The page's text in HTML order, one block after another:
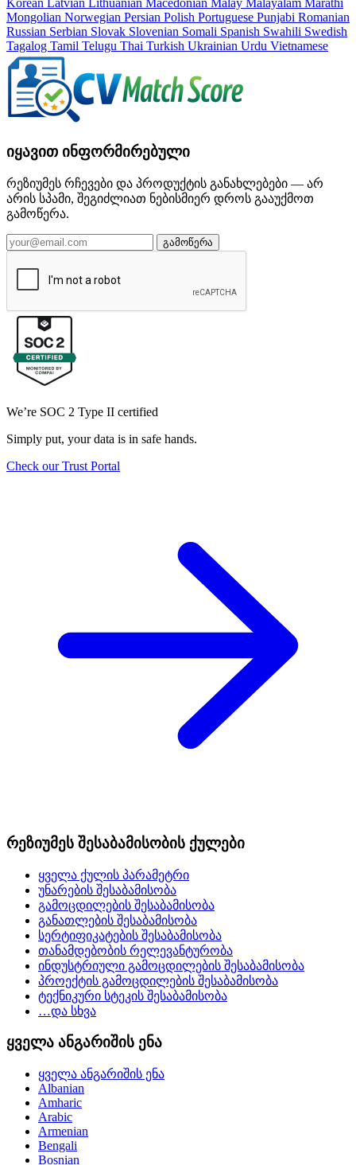
Korean Latvian Lithuanian Macedonian Malay Malayalam Marathi
Mongolian Norwegian Persian Polish Portuguese Punjabi Romanian
Russian Serbian Slovak Slovenian Somali Spanish Swahili Swedish
Tagalog Tamil Telugu Thai Turkish Ukrainian Urdu Vietnamese
იყავით ინფორმირებული
რეზიუმეს რჩევები და პროდუქტის განახლებები — არ
არის სპამი, შეგიძლიათ ნებისმიერ დროს გააუქმოთ
გამოწერა.
გამოწერა
We’re SOC 2 Type II certified
Simply put, your data is in safe hands.
Check our Trust Portal
რეზიუმეს შესაბამისობის ქულები
ყველა ქულის პარამეტრი
უნარების შესაბამისობა
გამოცდილების შესაბამისობა
განათლების შესაბამისობა
სერტიფიკატების შესაბამისობა
თანამდებობის რელევანტურობა
ინდუსტრიული გამოცდილების შესაბამისობა
პროექტის გამოცდილების შესაბამისობა
ტექნიკური სტეკის შესაბამისობა
…და სხვა
ყველა ანგარიშის ენა
ყველა ანგარიშის ენა
Albanian
Amharic
Arabic
Armenian
Bengali
Bosnian